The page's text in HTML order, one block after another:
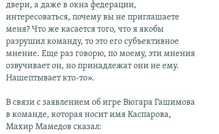
двери, а даже в окна федерации,
интересоваться, почему вы не приглашаете
меня? Что же касается того, что я якобы
разрушил команду, то это его субъективное
мнение. Еще раз говорю, по моему, эти мнения
озвучивает он, но принадлежат они не ему.
Нашептывает кто-то».
В связи с заявлением об игре Вюгара Гашимова
в команде, которая носит имя Каспарова,
Махир Мамедов сказал: